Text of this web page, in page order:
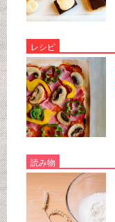
レシピ
読み物